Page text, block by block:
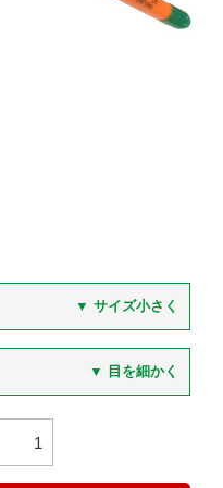
▼ サイズ小さく
▼ 目を細かく